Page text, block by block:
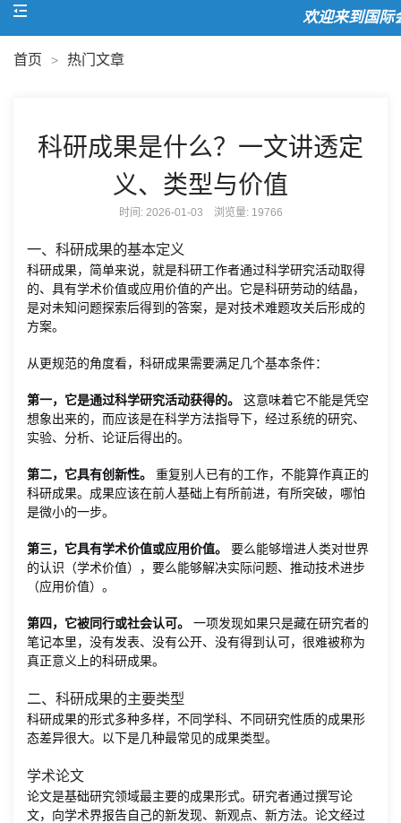
欢迎来到国际会
首页 > 热门文章
科研成果是什么？一文讲透定
义、类型与价值
时间: 2026-01-03 浏览量: 19766
一、科研成果的基本定义
科研成果，简单来说，就是科研工作者通过科学研究活动取得
的、具有学术价值或应用价值的产出。它是科研劳动的结晶，
是对未知问题探索后得到的答案，是对技术难题攻关后形成的
方案。
从更规范的角度看，科研成果需要满足几个基本条件：
第一，它是通过科学研究活动获得的。
这意味着它不能是凭空
想象出来的，而应该是在科学方法指导下，经过系统的研究、
实验、分析、论证后得出的。
第二，它具有创新性。
重复别人已有的工作，不能算作真正的
科研成果。成果应该在前人基础上有所前进，有所突破，哪怕
是微小的一步。
第三，它具有学术价值或应用价值。
要么能够增进人类对世界
的认识（学术价值），要么能够解决实际问题、推动技术进步
（应用价值）。
第四，它被同行或社会认可。
一项发现如果只是藏在研究者的
笔记本里，没有发表、没有公开、没有得到认可，很难被称为
真正意义上的科研成果。
二、科研成果的主要类型
科研成果的形式多种多样，不同学科、不同研究性质的成果形
态差异很大。以下是几种最常见的成果类型。
学术论文
论文是基础研究领域最主要的成果形式。研究者通过撰写论
文，向学术界报告自己的新发现、新观点、新方法。论文经过